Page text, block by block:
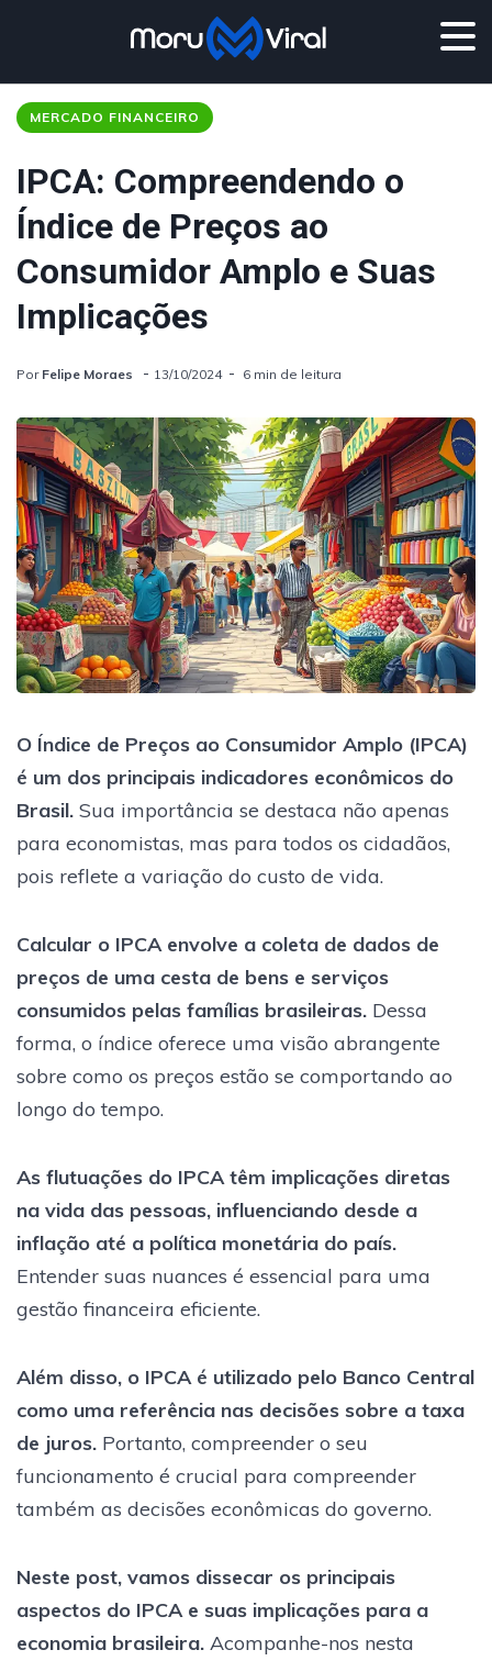
MERCADO FINANCEIRO
IPCA: Compreendendo o
Índice de Preços ao
Consumidor Amplo e Suas
Implicações
Por Felipe Moraes 13/10/2024 6 min de leitura
O Índice de Preços ao Consumidor Amplo (IPCA)
é um dos principais indicadores econômicos do
Brasil. Sua importância se destaca não apenas
para economistas, mas para todos os cidadãos,
pois reflete a variação do custo de vida.
Calcular o IPCA envolve a coleta de dados de
preços de uma cesta de bens e serviços
consumidos pelas famílias brasileiras. Dessa
forma, o índice oferece uma visão abrangente
sobre como os preços estão se comportando ao
longo do tempo.
As flutuações do IPCA têm implicações diretas
na vida das pessoas, influenciando desde a
inflação até a política monetária do país.
Entender suas nuances é essencial para uma
gestão financeira eficiente.
Além disso, o IPCA é utilizado pelo Banco Central
como uma referência nas decisões sobre a taxa
de juros. Portanto, compreender o seu
funcionamento é crucial para compreender
também as decisões econômicas do governo.
Neste post, vamos dissecar os principais
aspectos do IPCA e suas implicações para a
economia brasileira. Acompanhe-nos nesta